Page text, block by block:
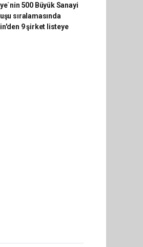
500 Büyük Sanayi
sıralamasında
9 şirket listeye